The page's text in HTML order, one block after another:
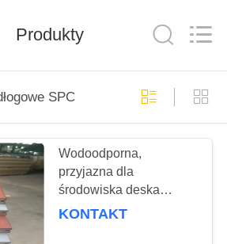
nietkany
Produkty
SPC
Wodoodporna,
przyjazna dla
środowiska deska
tarasowa WPC o łatwej
KONTAKT